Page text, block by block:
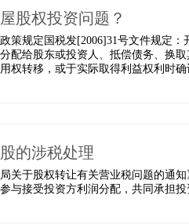
股权投资问题？
策规定国税发[2006]31号文件规定
配给股东或投资人、抵偿债务、换
权转移，或于实际取得利益权利时
的涉税处理
关于股权转让有关营业税问题的通
与接受投资方利润分配，共同承担